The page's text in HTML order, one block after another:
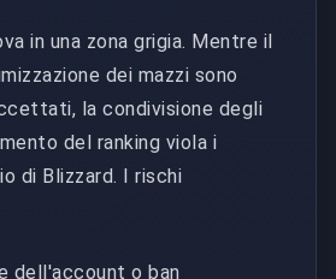
in una zona grigia. Mentre il
dei mazzi sono
la condivisione degli
del ranking viola i
di Blizzard. I rischi
dell'account o ban